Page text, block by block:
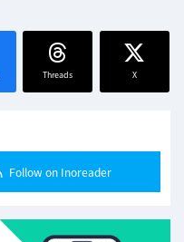
Threads X
Follow on Inoreader